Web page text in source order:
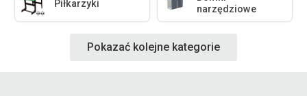
Piłkarzyki
narzędziowe
Pokazać kolejne kategorie